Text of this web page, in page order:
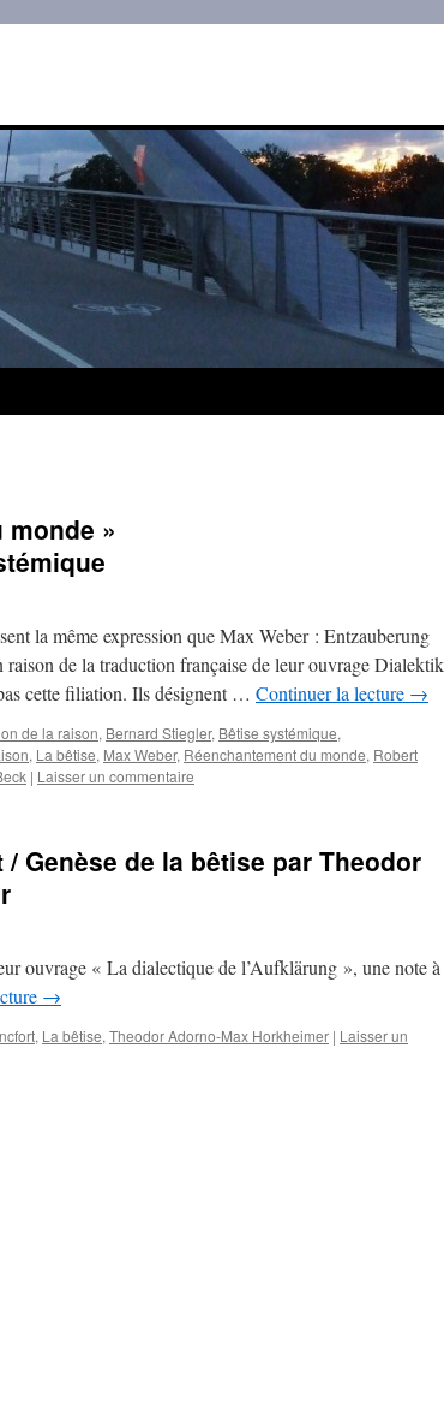
monde »
la même expression que Max Weber : Entzauberung
de la traduction française de leur ouvrage Dialektik
cette filiation. Ils désignent … Continuer la lecture →
de la raison, Bernard Stiegler, Bêtise systémique,
, La bêtise, Max Weber, Réenchantement du monde, Robert
| Laisser un commentaire
Genèse de la bêtise par Theodor
ouvrage « La dialectique de l’Aufklärung », une note à
→
, La bêtise, Theodor Adorno-Max Horkheimer | Laisser un